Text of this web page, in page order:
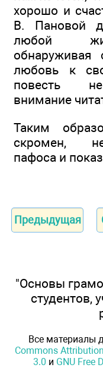
хорошо и
В. Пановой
любой
обнаруживая
любовь к
повесть
внимание
Таким
скромен,
пафоса и
Предыдущая
"Основы
студентов,
Все материалы
Commons
3.0 и GNU Free